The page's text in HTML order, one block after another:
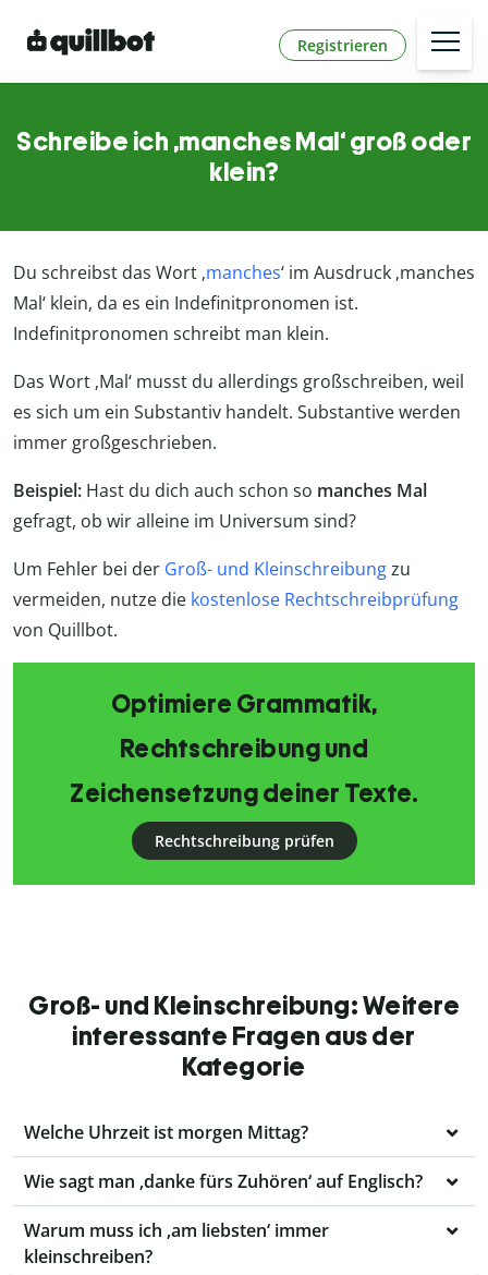
Registrieren
Schreibe ich ‚manches Mal‘ groß oder
klein?
Du schreibst das Wort ‚manches‘ im Ausdruck ‚manches
Mal‘ klein, da es ein Indefinitpronomen ist.
Indefinitpronomen schreibt man klein.
Das Wort ‚Mal‘ musst du allerdings großschreiben, weil
es sich um ein Substantiv handelt. Substantive werden
immer großgeschrieben.
Beispiel: Hast du dich auch schon so manches Mal
gefragt, ob wir alleine im Universum sind?
Um Fehler bei der Groß- und Kleinschreibungzu
vermeiden, nutze die kostenlose Rechtschreibprüfung
von Quillbot.
Optimiere Grammatik,
Rechtschreibung und
Zeichensetzung deiner Texte.
Rechtschreibung prüfen
Groß- und Kleinschreibung: Weitere
interessante Fragen aus der
Kategorie
Welche Uhrzeit ist morgen Mittag?
Wie sagt man ‚danke fürs Zuhören‘ auf Englisch?
Warum muss ich ‚am liebsten‘ immer
kleinschreiben?